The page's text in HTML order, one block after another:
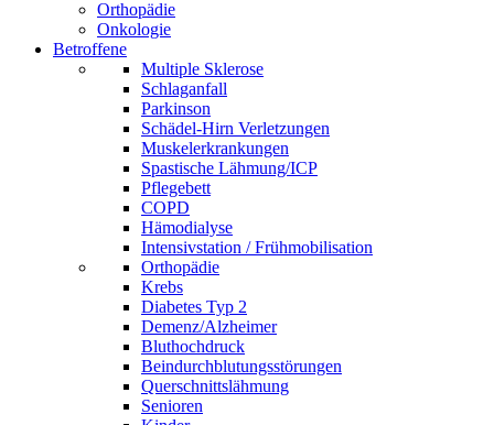
Orthopädie
Onkologie
Betroffene
Multiple Sklerose
Schlaganfall
Parkinson
Schädel-Hirn Verletzungen
Muskelerkrankungen
Spastische Lähmung/ICP
Pflegebett
COPD
Hämodialyse
Intensivstation / Frühmobilisation
Orthopädie
Krebs
Diabetes Typ 2
Demenz/Alzheimer
Bluthochdruck
Beindurchblutungsstörungen
Querschnittslähmung
Senioren